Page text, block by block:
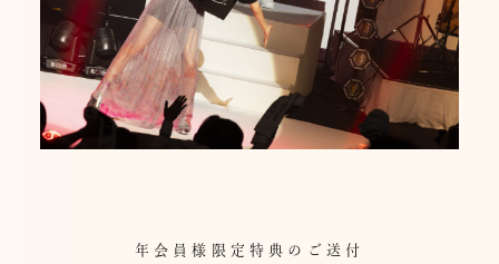
年会員様限定特典のご送付